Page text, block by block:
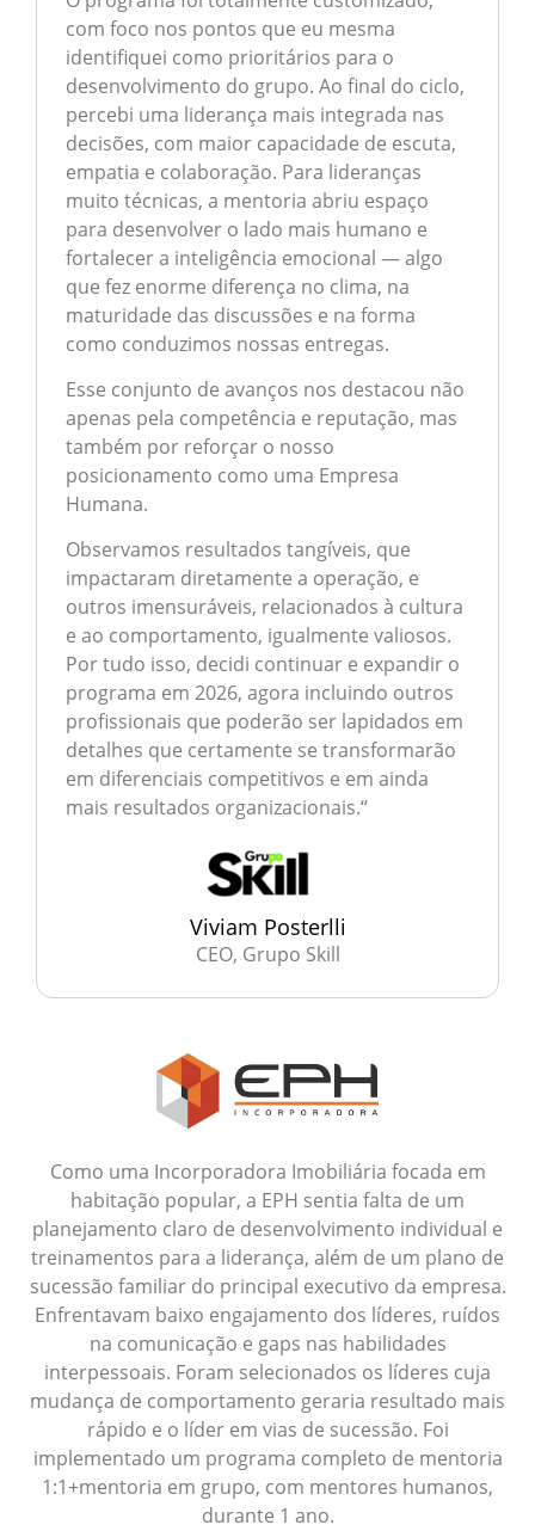
com foco nos pontos que eu mesma
identifiquei como prioritários para o
desenvolvimento do grupo. Ao final do ciclo,
percebi uma liderança mais integrada nas
decisões, com maior capacidade de escuta,
empatia e colaboração. Para lideranças
muito técnicas, a mentoria abriu espaço
para desenvolver o lado mais humano e
fortalecer a inteligência emocional — algo
que fez enorme diferença no clima, na
maturidade das discussões e na forma
como conduzimos nossas entregas.
Esse conjunto de avanços nos destacou não
apenas pela competência e reputação, mas
também por reforçar o nosso
posicionamento como uma Empresa
Humana.
Observamos resultados tangíveis, que
impactaram diretamente a operação, e
outros imensuráveis, relacionados à cultura
e ao comportamento, igualmente valiosos.
Por tudo isso, decidi continuar e expandir o
programa em 2026, agora incluindo outros
profissionais que poderão ser lapidados em
detalhes que certamente se transformarão
em diferenciais competitivos e em ainda
mais resultados organizacionais.“
Viviam Posterlli
CEO, Grupo Skill
Como uma Incorporadora Imobiliária focada em
habitação popular, a EPH sentia falta de um
planejamento claro de desenvolvimento individual e
treinamentos para a liderança, além de um plano de
sucessão familiar do principal executivo da empresa.
Enfrentavam baixo engajamento dos líderes, ruídos
na comunicação e gaps nas habilidades
interpessoais. Foram selecionados os líderes cuja
mudança de comportamento geraria resultado mais
rápido e o líder em vias de sucessão. Foi
implementado um programa completo de mentoria
1:1+mentoria em grupo, com mentores humanos,
durante 1 ano.